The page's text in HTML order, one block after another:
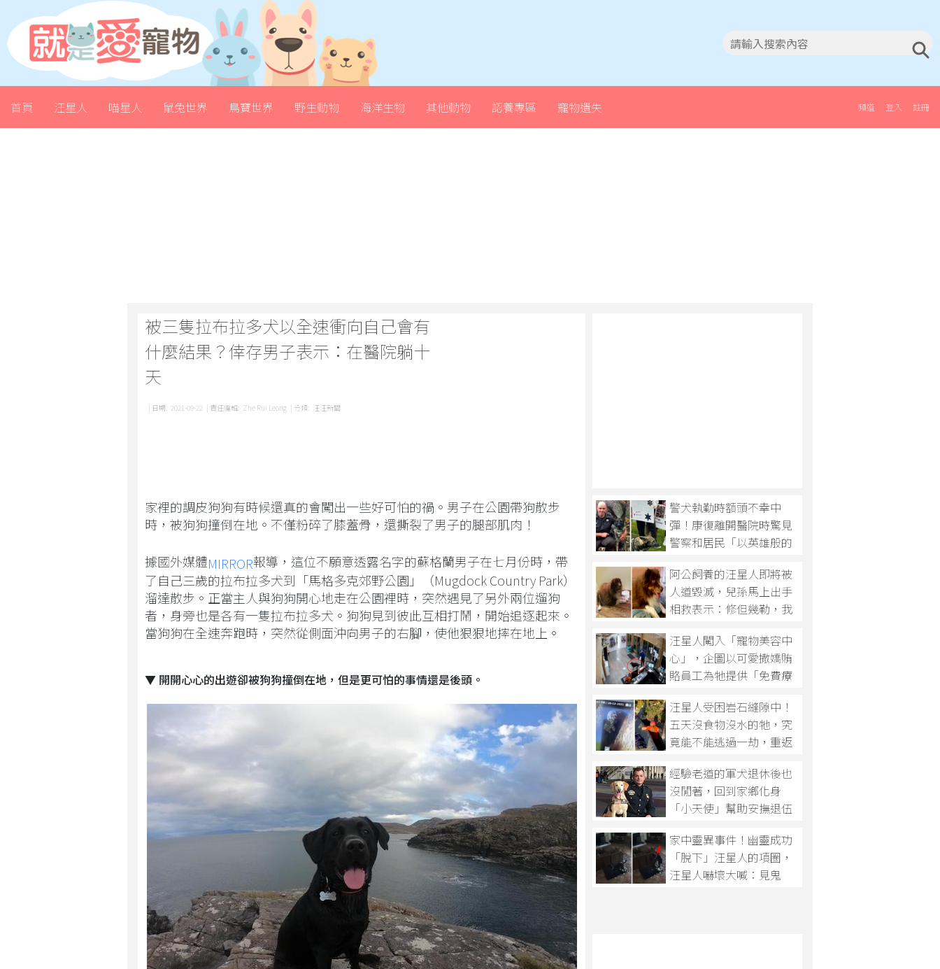
首頁 汪星人 喵星人 鼠兔世界 鳥寶世界 野生動物 海洋生物 其他動物 認養專區 寵物遺失 註冊
登入
頻道
被三隻拉布拉多犬以全速衝向自己會有
什麼結果？倖存男子表示：在醫院躺十
天
| 日期: 2021-09-22 | 責任編輯: Zhe Rui Leong | 分類: 汪汪新聞
家裡的調皮狗狗有時候還真的會闖出一些好可怕的禍。男子在公園帶狗散步
時，被狗狗撞倒在地。不僅粉碎了膝蓋骨，還撕裂了男子的腿部肌肉！
據國外媒體MIRROR報導，這位不願意透露名字的蘇格蘭男子在七月份時，帶
了自己三歲的拉布拉多犬到「馬格多克郊野公園」（Mugdock Country Park）
溜達散步。正當主人與狗狗開心地走在公園裡時，突然遇見了另外兩位遛狗
者，身旁也是各有一隻拉布拉多犬。狗狗見到彼此互相打鬧，開始追逐起來。
當狗狗在全速奔跑時，突然從側面沖向男子的右腳，使他狠狠地摔在地上。
▼ 開開心心的出遊卻被狗狗撞倒在地，但是更可怕的事情還是後頭。
警犬執勤時額頭不幸中
彈！康復離開醫院時驚見
警察和居民「以英雄般的
阿公飼養的汪星人即將被
人道毀滅，兒孫馬上出手
相救表示：修但幾勒，我
汪星人闖入「寵物美容中
心」，企圖以可愛撒嬌賄
賂員工為牠提供「免費療
汪星人受困岩石縫隙中！
五天沒食物沒水的牠，究
竟能不能逃過一劫，重返
經驗老道的軍犬退休後也
沒閒著，回到家鄉化身
「小天使」幫助安撫退伍
家中靈異事件！幽靈成功
「脫下」汪星人的項圈，
汪星人嚇壞大喊：見鬼